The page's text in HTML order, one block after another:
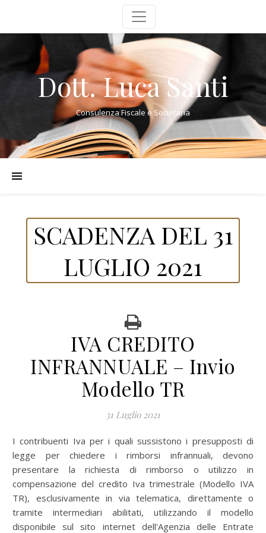
Dott. Luca Santi
Consulenza Fiscale e Societaria
SCADENZA DEL 31
LUGLIO 2021
IVA CREDITO
INFRANNUALE – Invio
Modello TR
31 Luglio 2021
I contribuenti Iva per i quali sussistono i presupposti di
legge per chiedere i rimborsi infrannuali, devono
presentare la richiesta di rimborso o utilizzo in
compensazione del credito Iva trimestrale (Modello IVA
TR), esclusivamente in via telematica, direttamente o
tramite intermediari abilitati, utilizzando il modello
disponibile sul sito internet dell'Agenzia delle Entrate